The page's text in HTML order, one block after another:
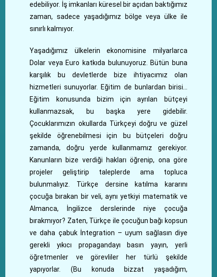
edebiliyor. İş imkanları küresel bir açıdan baktığımız
zaman, sadece yaşadığımız bölge veya ülke ile
sınırlı kalmıyor.
Yaşadığımız ülkelerin ekonomisine milyarlarca
Dolar veya Euro katkıda bulunuyoruz. Bütün buna
karşılık bu devletlerde bize ihtiyacımız olan
hizmetleri sunuyorlar. Eğitim de bunlardan birisi…
Eğitim konusunda bizim için ayrılan bütçeyi
kullanmazsak, bu başka yere gidebilir.
Çocuklarımızın okullarda Türkçeyi doğru ve güzel
şekilde öğrenebilmesi için bu bütçeleri doğru
zamanda, doğru yerde kullanmamız gerekiyor.
Kanunların bize verdiği hakları öğrenip, ona göre
projeler geliştirip taleplerde ama topluca
bulunmalıyız. Türkçe dersine katılma kararını
çocuğa bırakan bir veli, aynı yetkiyi matematik ve
Almanca, İngilizce derslerinde niye çocuğa
bırakmıyor? Zaten, Türkçe ile çocuğun bağı kopsun
ve daha çabuk İntegration – uyum sağlasın diye
gerekli yıkıcı propagandayı basın yayın, yerli
öğretmenler ve görevliler her türlü şekilde
yapıyorlar. (Bu konuda bizzat yaşadığım,